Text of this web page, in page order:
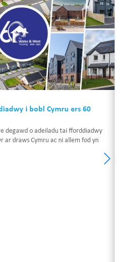
i bobl Cymru ers 60
degawd o adeiladu tai fforddiadwy
ar draws Cymru ac ni allem fod yn